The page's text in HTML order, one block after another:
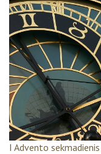
I Advento sekmadienis